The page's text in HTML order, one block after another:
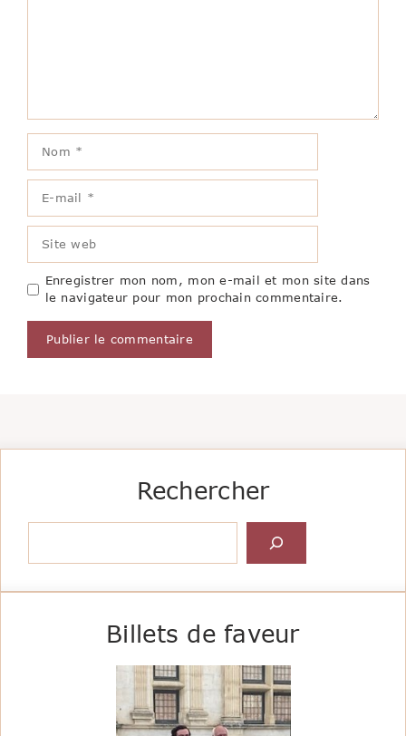
mail
web
Enregistrer mon nom, mon e-mail et mon site dans
le navigateur pour mon prochain commentaire.
Rechercher
Billets de faveur